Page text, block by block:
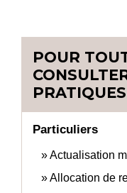
POUR
Particuliers
Actualisation
Allocation de